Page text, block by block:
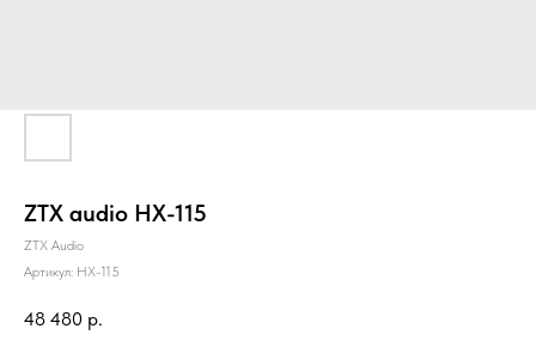
ZTX audio HX-115
ZTX Audio
Артикул: HX-115
48 480 р.